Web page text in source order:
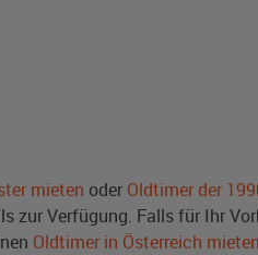
mieten oder Oldtimer der
zur Verfügung. Falls für Ihr
Oldtimer in Österreich mieten